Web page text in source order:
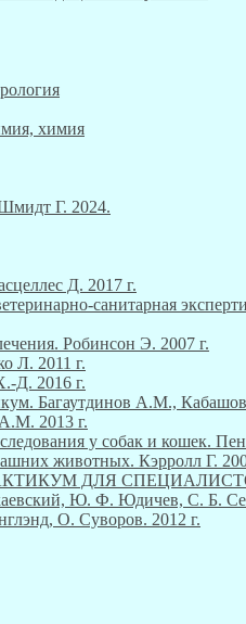
химия
Г. 2024.
Д. 2017 г.
санитарная
Робинсон Э. 2007 г.
Л. 2011 г.
Д. 2016 г.
Багаутдинов А.М.,
2013 г.
у собак и кошек.
животных. Кэрролл Г.
ДЛЯ
Ю. Ф. Юдичев, С. Б.
О. Суворов. 2012 г.